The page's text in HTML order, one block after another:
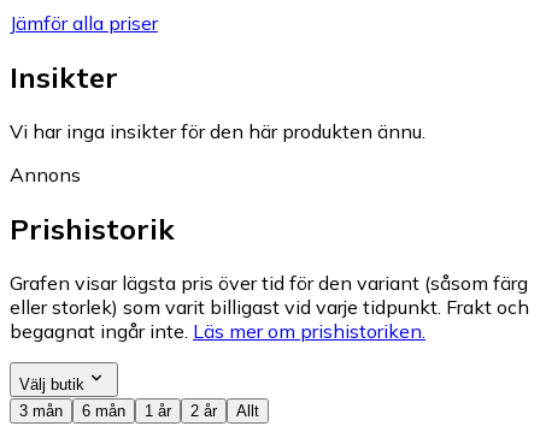
Jämför alla priser
Insikter
Vi har inga insikter för den här produkten ännu.
Annons
Prishistorik
Grafen visar lägsta pris över tid för den variant (såsom färg
eller storlek) som varit billigast vid varje tidpunkt. Frakt och
begagnat ingår inte. Läs mer om prishistoriken.
Välj butik
3 mån
6 mån 1 år 2 år Allt